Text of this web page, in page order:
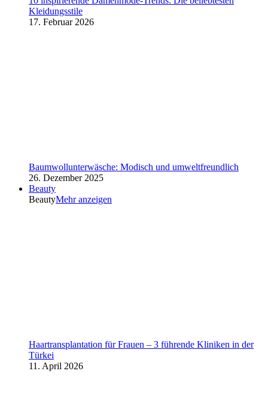
Kleidungsstile
17. Februar 2026
Baumwollunterwäsche: Modisch und umweltfreundlich
26. Dezember 2025
Beauty
BeautyMehr anzeigen
Haartransplantation für Frauen – 3 führende Kliniken in der
Türkei
11. April 2026